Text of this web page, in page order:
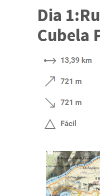
Dia 1:
Cubela